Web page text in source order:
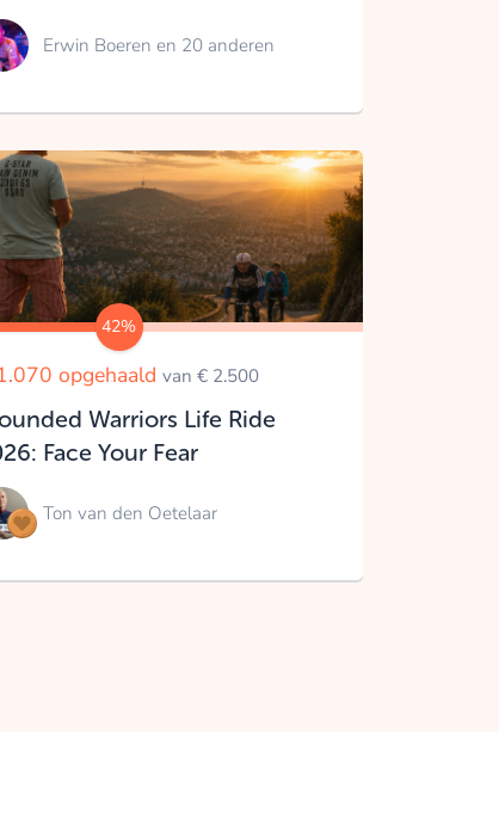
Erwin Boeren en 20 anderen
42%
opgehaald van € 2.500
Warriors Life Ride
Face Your Fear
Ton van den Oetelaar